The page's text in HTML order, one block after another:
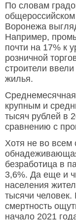
По словам
Воронежа
Например,
почти на 17% к
розничной
строители
жилья.
крупным и
тысяч рублей в
сравнению с
Хотя не во всем
безработица в
3,6%. Да еще и
населения
тысячи
смертность
начало 2021